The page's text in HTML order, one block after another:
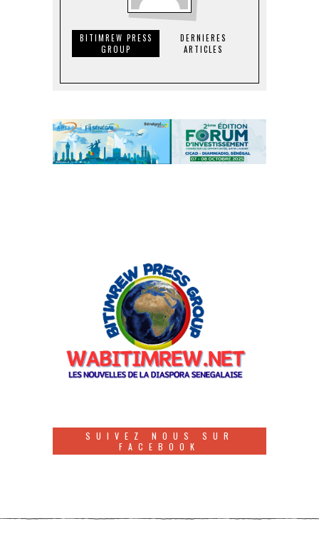
BITIMREW PRESS
GROUP
DERNIERES
ARTICLES
SUIVEZ NOUS SUR
FACEBOOK